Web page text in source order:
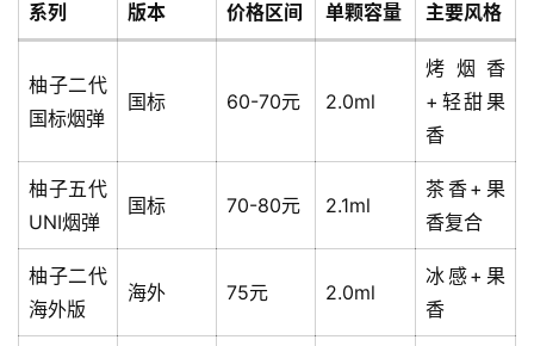
系列 版本 价格区间 单颗容量 主要风格
柚子二代
国标烟弹
国标 60-70元 2.0ml
烤烟香
+轻甜果
香
柚子五代
UNI烟弹
国标 70-80元 2.1ml
茶香+果
香复合
柚子二代
海外版
海外 75元 2.0ml
冰感+果
香